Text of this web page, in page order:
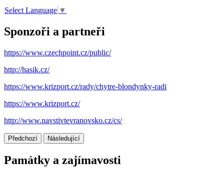
Select Language ▼
Sponzoři a partneři
https://www.czechpoint.cz/public/
http://hasik.cz/
https://www.krizport.cz/rady/chytre-blondynky-radi
https://www.krizport.cz/
http://www.navstivtevranovsko.cz/cs/
Předchozí Následující
Památky a zajímavosti